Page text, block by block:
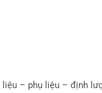
liệu – phụ liệu – định